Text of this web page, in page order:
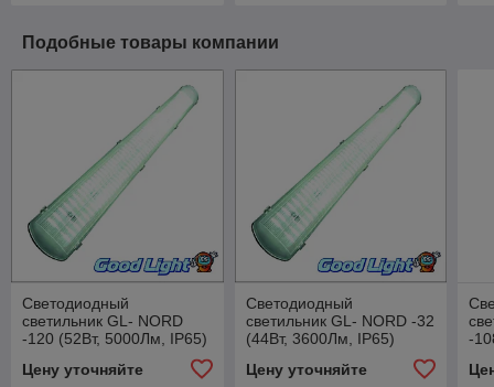
Подобные товары компании
Светодиодный
светильник GL- NORD
-120 (52Вт, 5000Лм, IP65)
Цену уточняйте
Светодиодный
светильник GL- NORD -32
(44Вт, 3600Лм, IP65)
Цену уточняйте
-